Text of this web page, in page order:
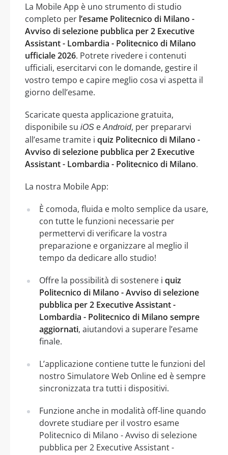
La Mobile App è uno strumento di studio
completo per l’esame Politecnico di Milano -
Avviso di selezione pubblica per 2 Executive
Assistant - Lombardia - Politecnico di Milano
ufficiale 2026. Potrete rivedere i contenuti
ufficiali, esercitarvi con le domande, gestire il
vostro tempo e capire meglio cosa vi aspetta il
giorno dell’esame.
Scaricate questa applicazione gratuita,
disponibile su iOS eAndroid, per prepararvi
all’esame tramite i quiz Politecnico di Milano -
Avviso di selezione pubblica per 2 Executive
Assistant - Lombardia - Politecnico di Milano.
La nostra Mobile App:
È comoda, fluida e molto semplice da usare,
con tutte le funzioni necessarie per
permettervi di verificare la vostra
preparazione e organizzare al meglio il
tempo da dedicare allo studio!
Offre la possibilità di sostenere i quiz
Politecnico di Milano - Avviso di selezione
pubblica per 2 Executive Assistant -
Lombardia - Politecnico di Milano sempre
aggiornati, aiutandovi a superare l’esame
finale.
L’applicazione contiene tutte le funzioni del
nostro Simulatore Web Online ed è sempre
sincronizzata tra tutti i dispositivi.
Funzione anche in modalità off-line quando
dovrete studiare per il vostro esame
Politecnico di Milano - Avviso di selezione
pubblica per 2 Executive Assistant -